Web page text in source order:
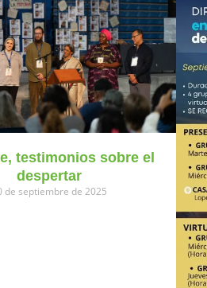
testimonios sobre el
despertar
de septiembre de 2025